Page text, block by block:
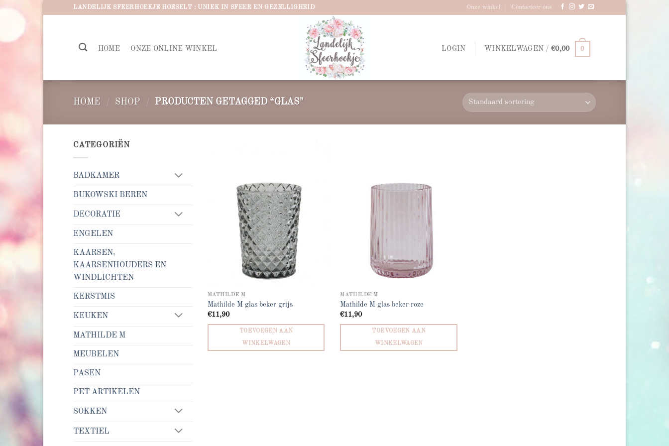
LANDELIJK SFEERHOEKJE HOESELT : UNIEK IN SFEER EN GEZELLIGHEID Onze winkel Contacteer ons
HOME ONZE ONLINE WINKEL LOGIN WINKELWAGEN /€0,00 0
HOME / SHOP / PRODUCTEN GETAGGED “GLAS”
CATEGORIËN
BADKAMER
BUKOWSKI BEREN
DECORATIE
ENGELEN
KAARSEN,
KAARSENHOUDERS EN
WINDLICHTEN
KERSTMIS
KEUKEN
MATHILDE M
MEUBELEN
PASEN
PET ARTIKELEN
SOKKEN
TEXTIEL
MATHILDE M
Mathilde M glas beker grijs
€11,90
TOEVOEGEN AAN
WINKELWAGEN
MATHILDE M
Mathilde M glas beker roze
€11,90
TOEVOEGEN AAN
WINKELWAGEN